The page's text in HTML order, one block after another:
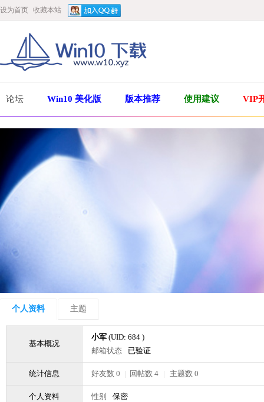
设为首页 收藏本站
论坛 Win10 美化版 版本推荐 使用建议 VIP
个人资料 主题
基本概况
小军 (UID: 684 )
邮箱状态
已验证
统计信息 好友数 0 | 回帖数 4 | 主题数 0
个人资料 性别 保密